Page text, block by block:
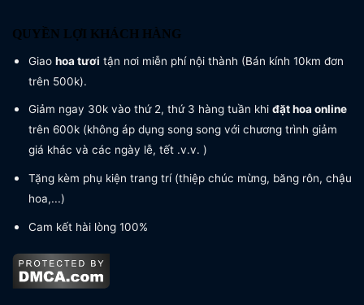
QUYỀN LỢI KHÁCH HÀNG
Giao hoa tươi tận nơi miễn phí nội thành (Bán kính 10km đơn
trên 500k).
Giảm ngay 30k vào thứ 2, thứ 3 hàng tuần khi đặt hoa online
trên 600k (không áp dụng song song với chương trình giảm
giá khác và các ngày lễ, tết .v.v. )
Tặng kèm phụ kiện trang trí (thiệp chúc mừng, băng rôn, chậu
hoa,...)
Cam kết hài lòng 100%